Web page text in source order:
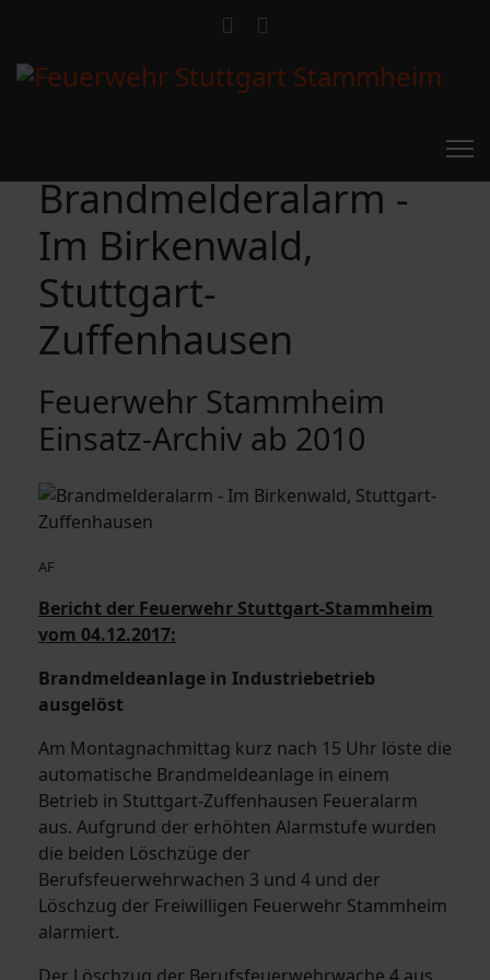
Feuerwehr Stammheim
Einsatz-Archiv ab 2010
Brandmelderalarm -
Im Birkenwald,
Stuttgart-
Zuffenhausen
AF
Bericht der Feuerwehr Stuttgart-Stammheim
vom 04.12.2017:
Brandmeldeanlage in Industriebetrieb
ausgelöst
Am Montagnachmittag kurz nach 15 Uhr löste die
automatische Brandmeldeanlage in einem
Betrieb in Stuttgart-Zuffenhausen Feueralarm
aus. Aufgrund der erhöhten Alarmstufe wurden
die beiden Löschzüge der
Berufsfeuerwehrwachen 3 und 4 und der
Löschzug der Freiwilligen Feuerwehr Stammheim
alarmiert.